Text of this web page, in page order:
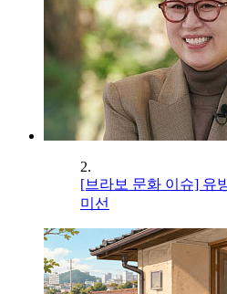
2.
[브라보 문화 이슈] 유
미선